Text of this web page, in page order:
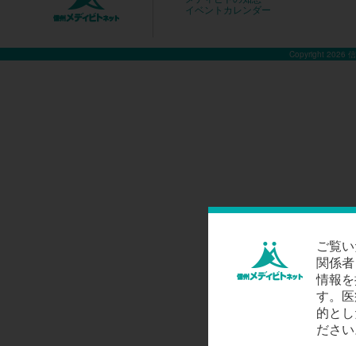
イベントカレンダー
Copyright 2026
ご覧
関係
情報
す。
的と
ださ